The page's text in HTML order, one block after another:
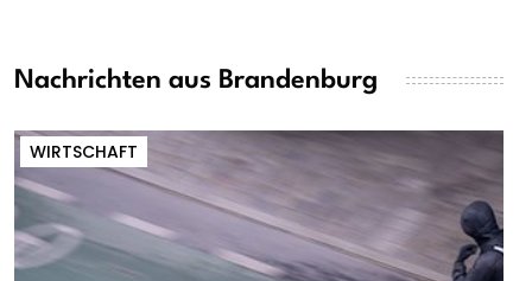
Nachrichten aus Brandenburg
WIRTSCHAFT